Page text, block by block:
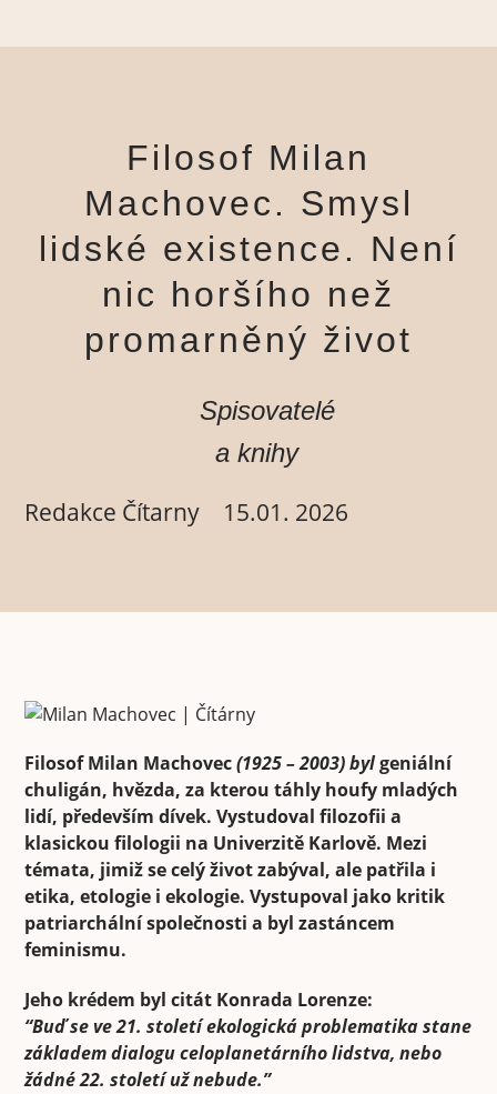
Filosof Milan
Machovec. Smysl
lidské existence. Není
nic horšího než
promarněný život
Spisovatelé
a knihy
Redakce Čítarny 15.01. 2026
Filosof Milan Machovec(1925 – 2003) bylgeniální
chuligán, hvězda, za kterou táhly houfy mladých
lidí, především dívek. Vystudoval filozofii a
klasickou filologii na Univerzitě Karlově. Mezi
témata, jimiž se celý život zabýval, ale patřila i
etika, etologie i ekologie. Vystupoval jako kritik
patriarchální společnosti a byl zastáncem
feminismu.
Jeho krédem byl citát Konrada Lorenze:
“Buď se ve 21. století ekologická problematika stane
základem dialogu celoplanetárního lidstva, nebo
žádné 22. století už nebude.”